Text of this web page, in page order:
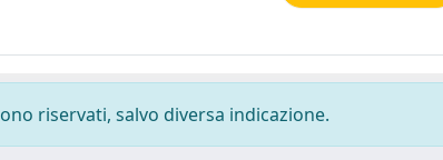
riservati, salvo diversa indicazione.